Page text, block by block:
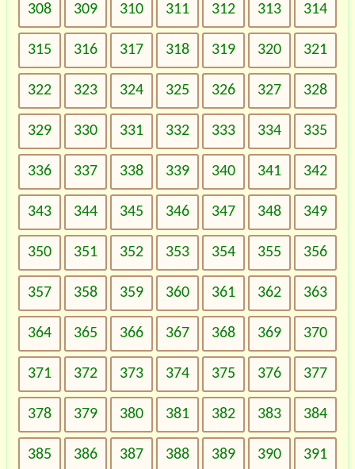
308 309 310 311 312 313 314
315 316 317 318 319 320 321
322 323 324 325 326 327 328
329 330 331 332 333 334 335
336 337 338 339 340 341 342
343 344 345 346 347 348 349
350 351 352 353 354 355 356
357 358 359 360 361 362 363
364 365 366 367 368 369 370
371 372 373 374 375 376 377
378 379 380 381 382 383 384
385 386 387 388 389 390 391